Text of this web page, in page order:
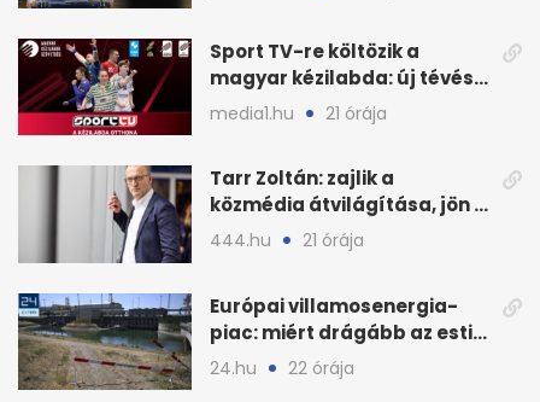
Sport TV-re költözik a
magyar kézilabda: új tévés
megállapodás
media1.hu 21 órája
Tarr Zoltán: zajlik a
közmédia átvilágítása, jön a
nyilvános véleményezés
444.hu 21 órája
Európai villamosenergia-
piac: miért drágább az esti
áram Magyarországon
24.hu 22 órája